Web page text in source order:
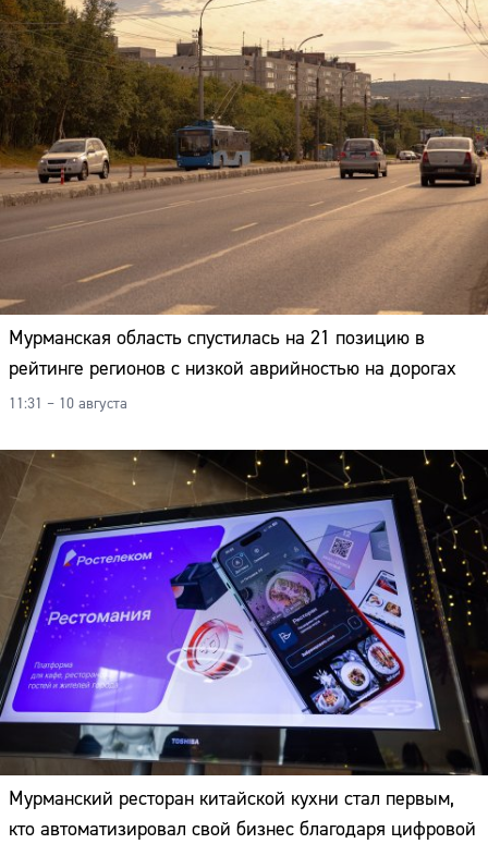
Мурманская область спустилась на 21 позицию в
рейтинге регионов с низкой аврийностью на дорогах
11:31 – 10 августа
Мурманский ресторан китайской кухни стал первым,
кто автоматизировал свой бизнес благодаря цифровой